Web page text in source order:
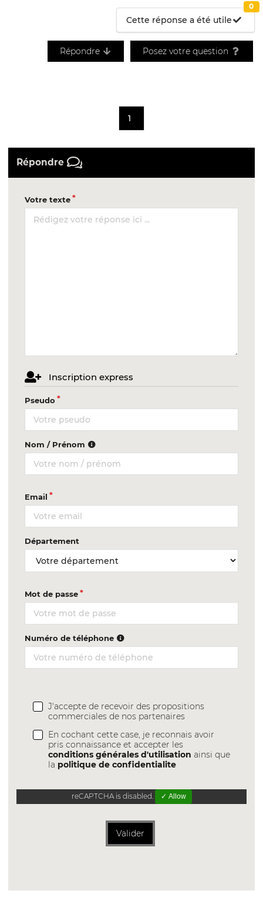
Cette réponse a été utile
0
Répondre Posez votre question
1
Répondre
Votre texte
Inscription express
Pseudo
Nom / Prénom
Email
Département
Mot de passe
Numéro de téléphone
J'accepte de recevoir des propositions
commerciales de nos partenaires
En cochant cette case, je reconnais avoir
pris connaissance et accepter les
conditions générales d'utilisation ainsi que
la politique de confidentialite
reCAPTCHA is disabled. ✓ Allow
Valider